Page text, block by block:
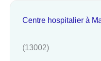
Centre hospitalier à
(13002)